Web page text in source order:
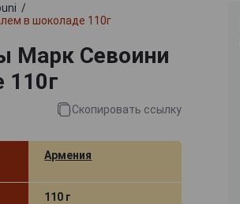
в шоколаде 110г
Марк Севоини
110г
Скопировать ссылку
Армения
110 г